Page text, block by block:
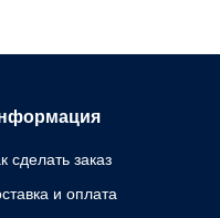
сделать заказ
и оплата